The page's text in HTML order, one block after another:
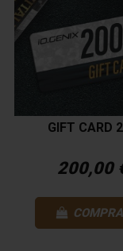
GIFT CARD
200,00